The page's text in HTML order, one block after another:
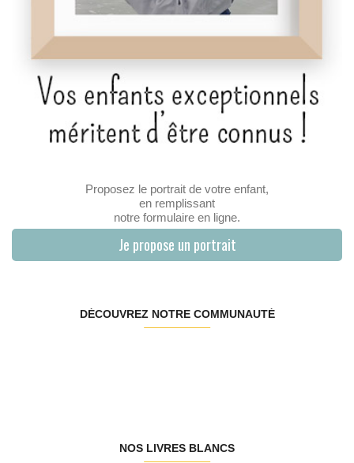
Proposez le portrait de votre enfant,
en remplissant
notre formulaire en ligne.
Je propose un portrait
DÉCOUVREZ NOTRE COMMUNAUTÉ
NOS LIVRES BLANCS